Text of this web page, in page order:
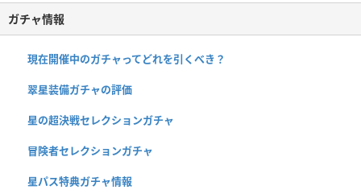
ガチャ情報
現在開催中のガチャってどれを引くべき？
翠星装備ガチャの評価
星の超決戦セレクションガチャ
冒険者セレクションガチャ
星パス特典ガチャ情報